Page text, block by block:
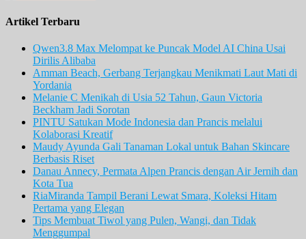
Artikel Terbaru
Qwen3.8 Max Melompat ke Puncak Model AI China Usai
Dirilis Alibaba
Amman Beach, Gerbang Terjangkau Menikmati Laut Mati di
Yordania
Melanie C Menikah di Usia 52 Tahun, Gaun Victoria
Beckham Jadi Sorotan
PINTU Satukan Mode Indonesia dan Prancis melalui
Kolaborasi Kreatif
Maudy Ayunda Gali Tanaman Lokal untuk Bahan Skincare
Berbasis Riset
Danau Annecy, Permata Alpen Prancis dengan Air Jernih dan
Kota Tua
RiaMiranda Tampil Berani Lewat Smara, Koleksi Hitam
Pertama yang Elegan
Tips Membuat Tiwol yang Pulen, Wangi, dan Tidak
Menggumpal